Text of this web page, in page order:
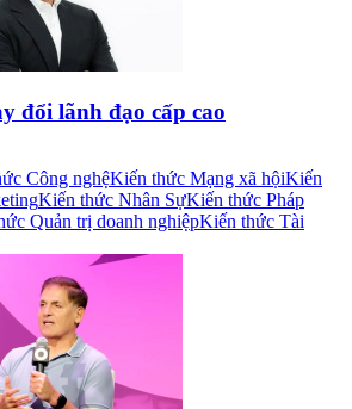
đổi lãnh đạo cấp cao
Công nghệKiến thức Mạng xã hộiKiến
Kiến thức Nhân SựKiến thức Pháp
Quản trị doanh nghiệpKiến thức Tài